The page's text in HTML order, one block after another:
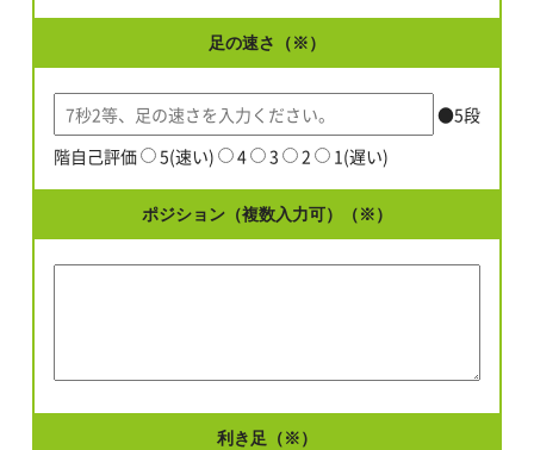
足の速さ（※）
●5段
階自己評価
5(速い) 4 3 2 1(遅い)
ポジション（複数入力可）（※）
利き足（※）